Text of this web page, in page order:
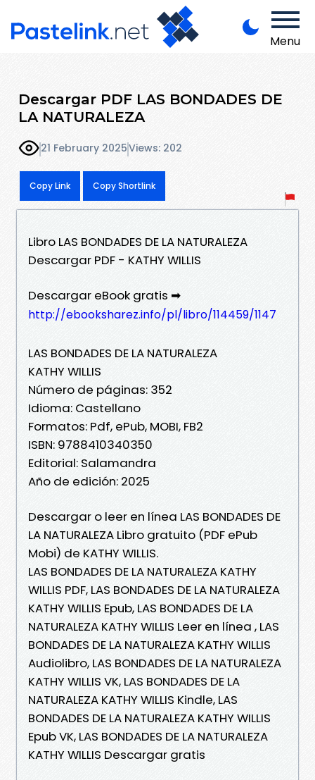
Menu
Descargar PDF LAS BONDADES DE
LA NATURALEZA
21 February 2025Views: 202
Copy Link Copy Shortlink
Libro LAS BONDADES DE LA NATURALEZA
Descargar PDF - KATHY WILLIS
Descargar eBook gratis ➡
http://ebooksharez.info/pl/libro/114459/1147
LAS BONDADES DE LA NATURALEZA
KATHY WILLIS
Número de páginas: 352
Idioma: Castellano
Formatos: Pdf, ePub, MOBI, FB2
ISBN: 9788410340350
Editorial: Salamandra
Año de edición: 2025
Descargar o leer en línea LAS BONDADES DE
LA NATURALEZA Libro gratuito (PDF ePub
Mobi) de KATHY WILLIS.
LAS BONDADES DE LA NATURALEZA KATHY
WILLIS PDF, LAS BONDADES DE LA NATURALEZA
KATHY WILLIS Epub, LAS BONDADES DE LA
NATURALEZA KATHY WILLIS Leer en línea , LAS
BONDADES DE LA NATURALEZA KATHY WILLIS
Audiolibro, LAS BONDADES DE LA NATURALEZA
KATHY WILLIS VK, LAS BONDADES DE LA
NATURALEZA KATHY WILLIS Kindle, LAS
BONDADES DE LA NATURALEZA KATHY WILLIS
Epub VK, LAS BONDADES DE LA NATURALEZA
KATHY WILLIS Descargar gratis